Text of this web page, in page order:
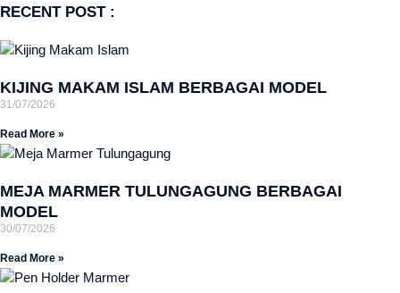
RECENT POST :
KIJING MAKAM ISLAM BERBAGAI MODEL
31/07/2026
Read More »
MEJA MARMER TULUNGAGUNG BERBAGAI
MODEL
30/07/2026
Read More »